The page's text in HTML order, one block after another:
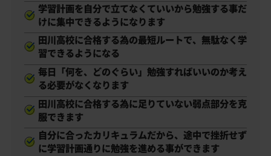
学習計画を自分で立てなくていいから勉強する事だ
けに集中できるようになります
田川高校に合格する為の最短ルートで、無駄なく学
習できるようになる
毎日「何を、どのぐらい」勉強すればいいのか考え
る必要がなくなります
田川高校に合格する為に足りていない弱点部分を克
服できます
自分に合ったカリキュラムだから、途中で挫折せず
に学習計画通りに勉強を進める事ができます